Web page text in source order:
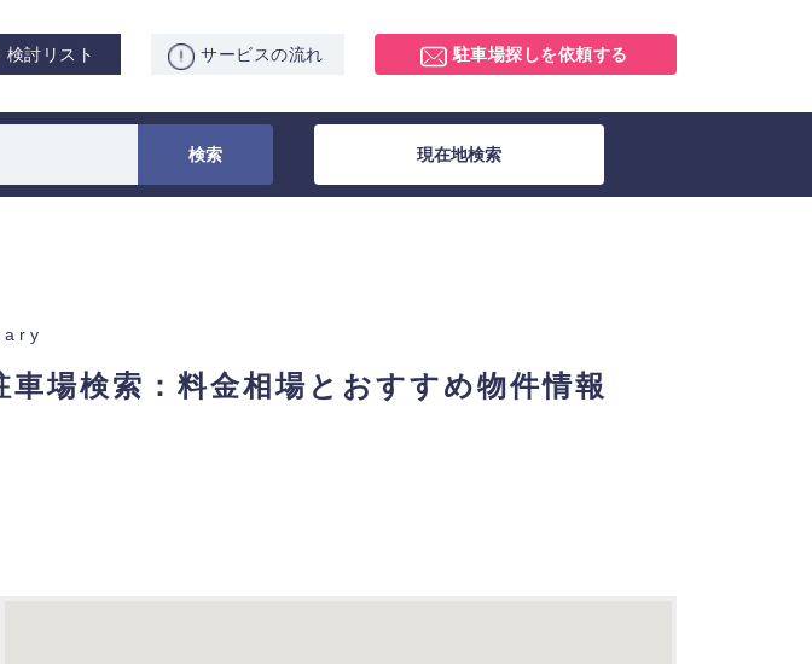
検討リスト サービスの流れ 駐車場探しを依頼する
現在地検索
場検索： 料金相場とおすすめ物件情報